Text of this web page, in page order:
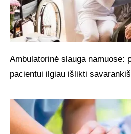
Ambulatorinė slauga namuose:
pacientui ilgiau išlikti